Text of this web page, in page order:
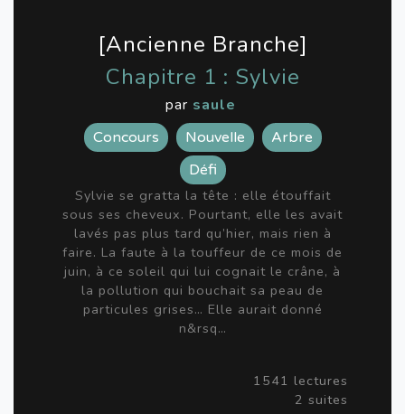
[Ancienne Branche]
Chapitre 1 : Sylvie
par saule
Concours Nouvelle
Arbre
Défi
Sylvie se gratta la tête : elle étouffait
sous ses cheveux. Pourtant, elle les avait
lavés pas plus tard qu’hier, mais rien à
faire. La faute à la touffeur de ce mois de
juin, à ce soleil qui lui cognait le crâne, à
la pollution qui bouchait sa peau de
particules grises… Elle aurait donné
n&rsq…
1541 lectures
2 suites